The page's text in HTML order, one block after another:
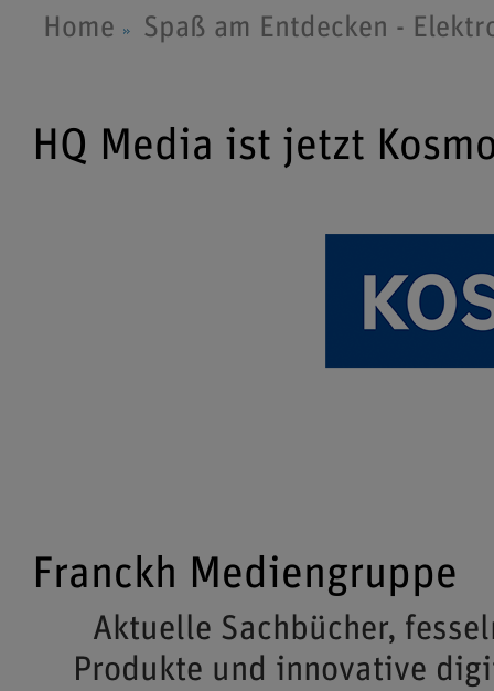
Home Spaß am Entdecken -
HQ Media ist jetzt
Franckh Mediengruppe
Aktuelle Sachbücher,
Produkte und innovative